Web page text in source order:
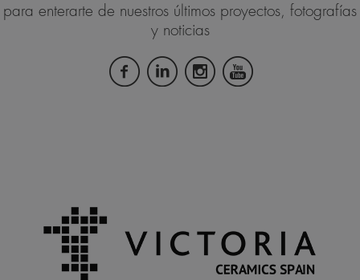
para enterarte de nuestros últimos proyectos, fotografías
y noticias